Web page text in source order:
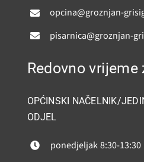
opcina@groznjan-
pisarnica@groznjan-
Redovno
OPĆINSKI NAČELNIK/
ODJEL
ponedjeljak8:30-13:30